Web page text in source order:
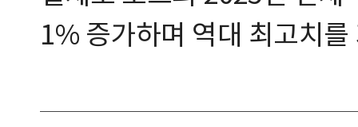
1% 증가하며 역대 최고치